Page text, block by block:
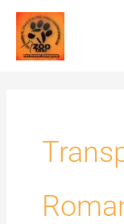
Skip
content